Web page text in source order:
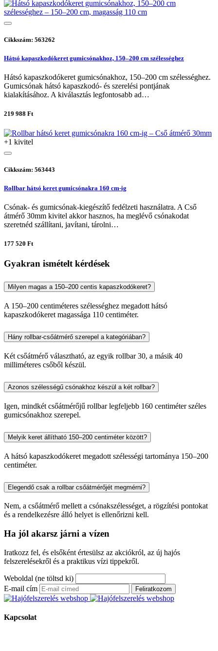
Cikkszám: 563262
Hátsó kapaszkodókeret gumicsónakhoz, 150–200 cm szélességhez
Hátsó kapaszkodókeret gumicsónakhoz, 150–200 cm szélességhez.
Gumicsónak hátsó kapaszkodó- és szerelési pontjának
kialakításához. A kiválasztás legfontosabb ad…
219 988 Ft
+1 kivitel
Cikkszám: 563443
Rollbar hátsó keret gumicsónakra 160 cm-ig
Csónak- és gumicsónak-kiegészítő fedélzeti használatra. A Cső
átmérő 30mm kivitel akkor hasznos, ha meglévő csónakodat
szeretnéd szállítani, javítani, tárolni…
177 520 Ft
Gyakran ismételt kérdések
Milyen magas a 150–200 centis kapaszkodókeret?
A 150–200 centiméteres szélességhez megadott hátsó
kapaszkodókeret magassága 110 centiméter.
Hány rollbar-csőátmérő szerepel a kategóriában?
Két csőátmérő választható, az egyik rollbar 30, a másik 40
milliméteres csőből készül.
Azonos szélességű csónakhoz készül a két rollbar?
Igen, mindkét csőátmérőjű rollbar legfeljebb 160 centiméter széles
gumicsónakhoz szerepel.
Melyik keret állítható 150–200 centiméter között?
A hátsó kapaszkodókeret megadott szélességi tartománya 150–200
centiméter.
Elegendő csak a rollbar csőátmérőjét megmérni?
Nem, a csőátmérő mellett a csónakszélességet, a rögzítési pontokat
és a rendelkezésre álló helyet is ellenőrizni kell.
Ha jól akarsz járni a vízen
Iratkozz fel, és elsőként értesülsz az akciókról, az új hajós
felszerelésekről és a praktikus vízi tippekről.
Weboldal (ne töltsd ki)
E-mail cím
Feliratkozom
Kapcsolat